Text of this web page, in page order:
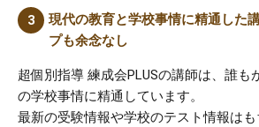
現代の教育と学校事情に精通した
プも余念なし
超個別指導 練成会PLUSの講師は、誰も
の学校事情に精通しています。
最新の受験情報や学校のテスト情報は